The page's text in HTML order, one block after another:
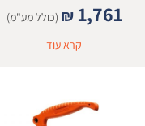
₪ 1,761
(כולל מע"מ)
קרא עוד